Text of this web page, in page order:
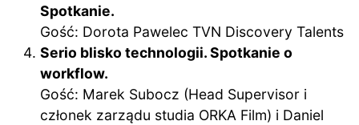
Spotkanie.
Gość: Dorota Pawelec TVN Discovery Talents
Serio blisko technologii. Spotkanie o
workflow.
Gość: Marek Subocz (Head Supervisor i
członek zarządu studia ORKA Film) i Daniel